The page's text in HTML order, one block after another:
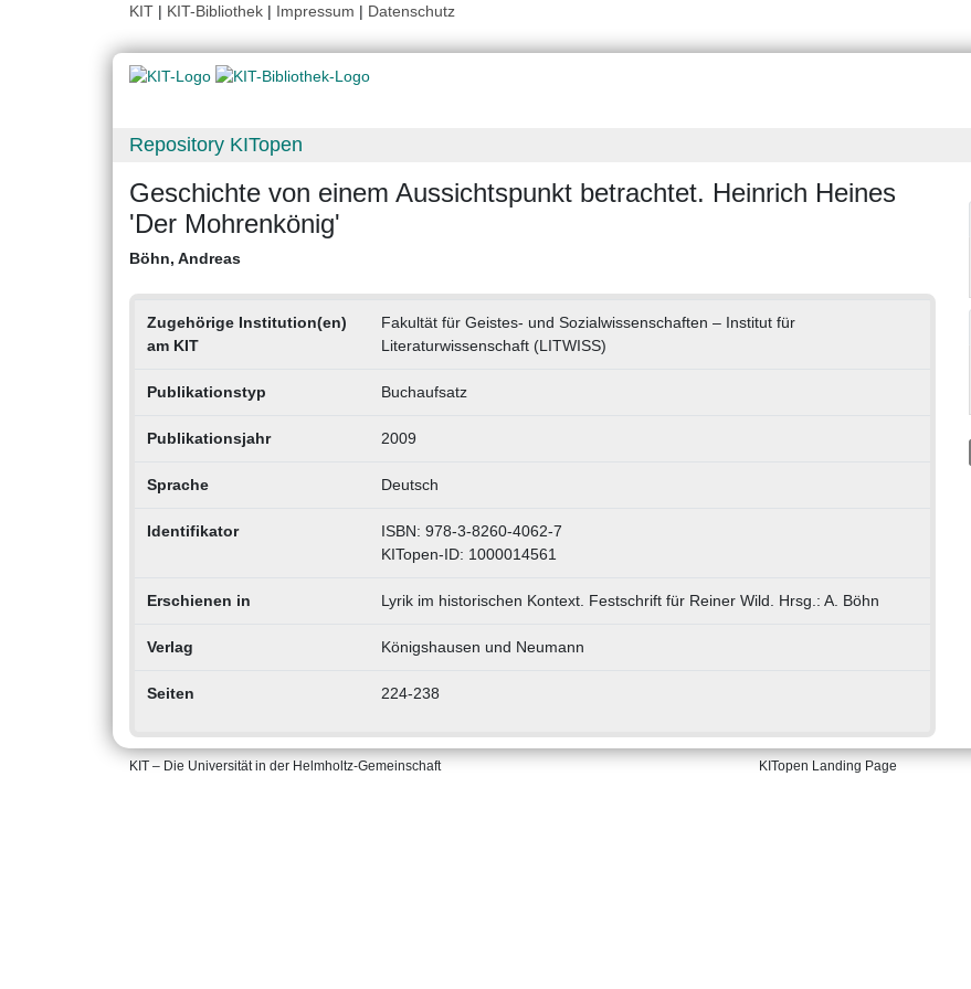
KIT | KIT-Bibliothek | Impressum | Datenschutz
Repository KITopen
Geschichte von einem Aussichtspunkt betrachtet. Heinrich Heines
'Der Mohrenkönig'
Böhn, Andreas
Zugehörige Institution(en)
am KIT
Fakultät für Geistes- und Sozialwissenschaften – Institut für
Literaturwissenschaft (LITWISS)
Publikationstyp Buchaufsatz
Publikationsjahr 2009
Sprache Deutsch
Identifikator
ISBN: 978-3-8260-4062-7
KITopen-ID: 1000014561
Erschienen in Lyrik im historischen Kontext. Festschrift für Reiner Wild. Hrsg.: A. Böhn
Verlag Königshausen und Neumann
Seiten 224-238
KIT – Die Universität in der Helmholtz-Gemeinschaft KITopen Landing Page